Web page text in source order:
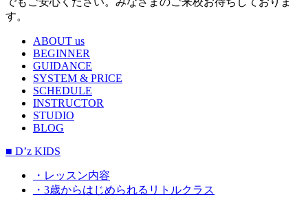
す。
ABOUT us
BEGINNER
GUIDANCE
SYSTEM & PRICE
SCHEDULE
INSTRUCTOR
STUDIO
BLOG
■ D’z KIDS
・レッスン内容
・3歳からはじめられるリトルクラス